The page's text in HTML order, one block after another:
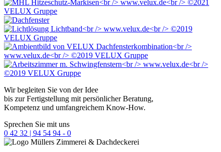
Wir begleiten Sie von der Idee
bis zur Fertigstellung mit persönlicher Beratung,
Kompetenz und umfangreichem Know-How.
Sprechen Sie mit uns
0 42 32 | 94 54 94 - 0